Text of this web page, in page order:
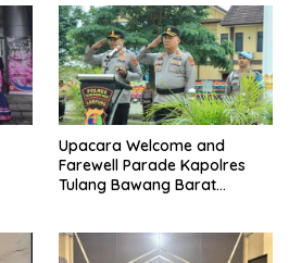
Upacara Welcome and
Farewell Parade Kapolres
Tulang Bawang Barat